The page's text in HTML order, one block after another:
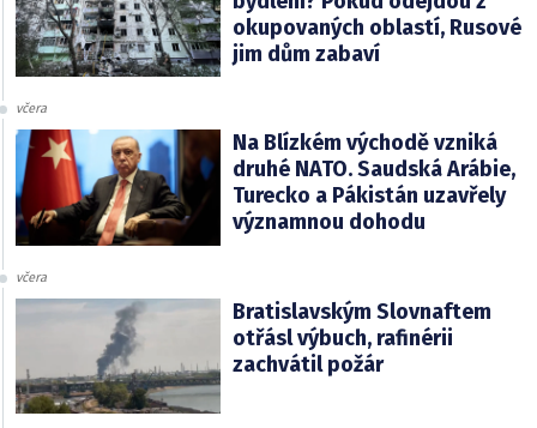
okupovaných oblastí, Rusové
jim dům zabaví
včera
Na Blízkém východě vzniká
druhé NATO. Saudská Arábie,
Turecko a Pákistán uzavřely
významnou dohodu
včera
Bratislavským Slovnaftem
otřásl výbuch, rafinérii
zachvátil požár